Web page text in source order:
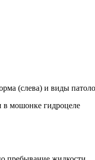
(слева) и виды
в мошонке гидроцеле